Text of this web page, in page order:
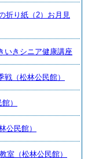
折り紙（2）お月見
いきシニア健康講座
（松林公民館）
）
公民館）
室（松林公民館）